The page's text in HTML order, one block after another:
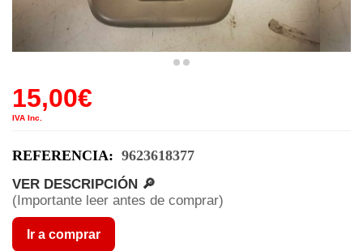
15,00€
IVA Inc.
REFERENCIA: 9623618377
VER DESCRIPCIÓN 🔎
(Importante leer antes de comprar)
Ir a comprar